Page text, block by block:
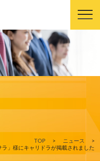
TOP > ニュース
>
」様にキャリドラが掲載されました